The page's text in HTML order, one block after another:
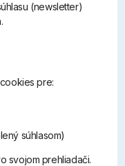
(newsletter)
pre:
súhlasom)
svojom prehliadači.